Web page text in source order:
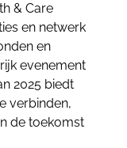
& Care
en netwerk
en
evenement
2025 biedt
verbinden,
de toekomst